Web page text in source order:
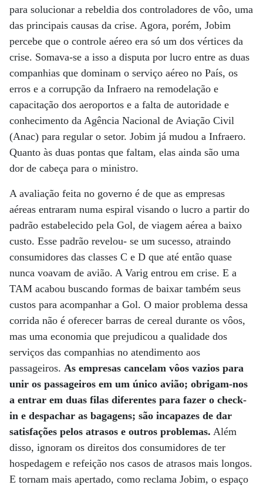
para solucionar a rebeldia dos controladores de vôo, uma
das principais causas da crise. Agora, porém, Jobim
percebe que o controle aéreo era só um dos vértices da
crise. Somava-se a isso a disputa por lucro entre as duas
companhias que dominam o serviço aéreo no País, os
erros e a corrupção da Infraero na remodelação e
capacitação dos aeroportos e a falta de autoridade e
conhecimento da Agência Nacional de Aviação Civil
(Anac) para regular o setor. Jobim já mudou a Infraero.
Quanto às duas pontas que faltam, elas ainda são uma
dor de cabeça para o ministro.
A avaliação feita no governo é de que as empresas
aéreas entraram numa espiral visando o lucro a partir do
padrão estabelecido pela Gol, de viagem aérea a baixo
custo. Esse padrão revelou- se um sucesso, atraindo
consumidores das classes C e D que até então quase
nunca voavam de avião. A Varig entrou em crise. E a
TAM acabou buscando formas de baixar também seus
custos para acompanhar a Gol. O maior problema dessa
corrida não é oferecer barras de cereal durante os vôos,
mas uma economia que prejudicou a qualidade dos
serviços das companhias no atendimento aos
passageiros. As empresas cancelam vôos vazios para
unir os passageiros em um único avião; obrigam-nos
a entrar em duas filas diferentes para fazer o check-
in e despachar as bagagens; são incapazes de dar
satisfações pelos atrasos e outros problemas. Além
disso, ignoram os direitos dos consumidores de ter
hospedagem e refeição nos casos de atrasos mais longos.
E tornam mais apertado, como reclama Jobim, o espaço